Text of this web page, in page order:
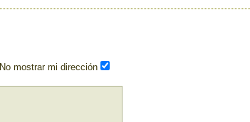
No mostrar mi dirección